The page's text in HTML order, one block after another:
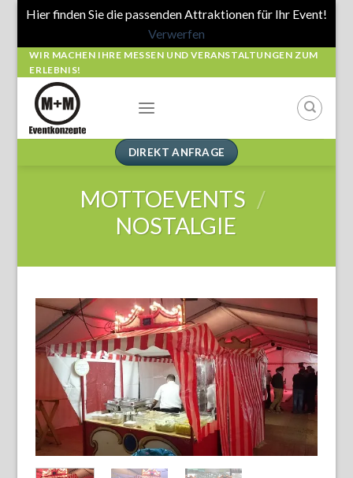
Hier finden Sie die passenden Attraktionen für Ihr Event!
Verwerfen
Skip
to
content
WIR MACHEN IHRE MESSEN UND VERANSTALTUNGEN ZUM
ERLEBNIS!
DIREKT ANFRAGE
MOTTOEVENTS /
NOSTALGIE